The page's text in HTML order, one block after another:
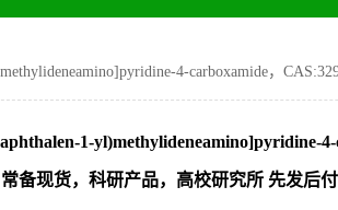
4-carboxamide，
1-yl)methylideneamino]pyridine-
常备现货，科研产品，高校研究所 先发后付